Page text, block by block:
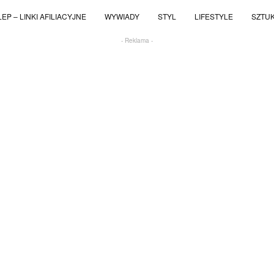
– LINKI AFILIACYJNE WYWIADY STYL LIFESTYLE
- Reklama -